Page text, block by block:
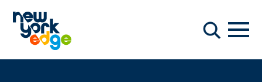
찾다
항해